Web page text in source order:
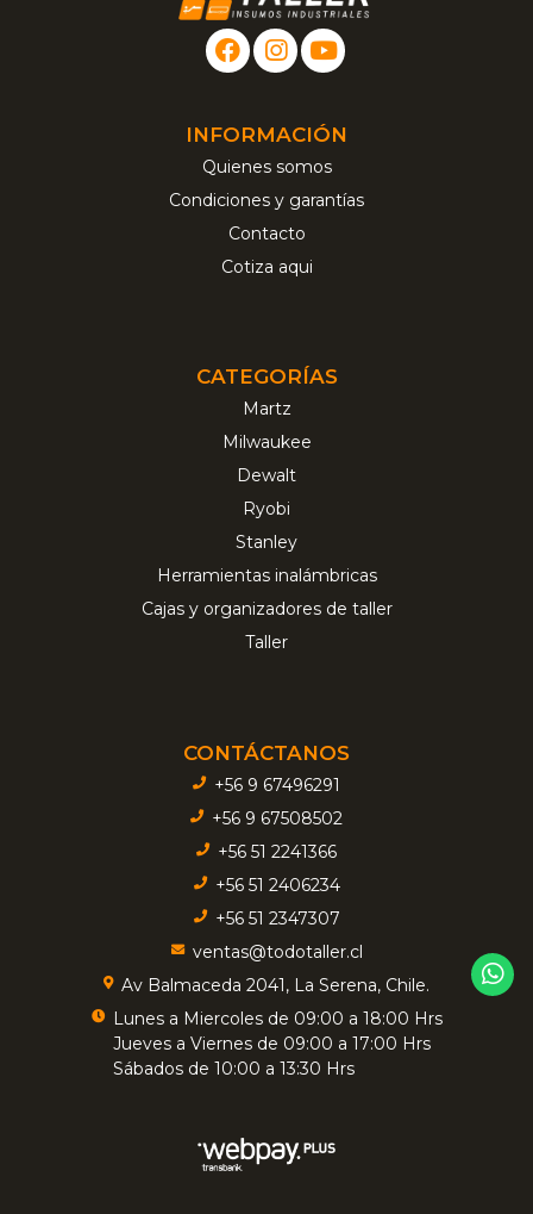
INFORMACIÓN
Quienes somos
Condiciones y garantías
Contacto
Cotiza aqui
CATEGORÍAS
Martz
Milwaukee
Dewalt
Ryobi
Stanley
Herramientas inalámbricas
Cajas y organizadores de taller
Taller
CONTÁCTANOS
+56 9 67496291
+56 9 67508502
+56 51 2241366
+56 51 2406234
+56 51 2347307
ventas@todotaller.cl
Av Balmaceda 2041, La Serena, Chile.
Lunes a Miercoles de 09:00 a 18:00 Hrs
Jueves a Viernes de 09:00 a 17:00 Hrs
Sábados de 10:00 a 13:30 Hrs